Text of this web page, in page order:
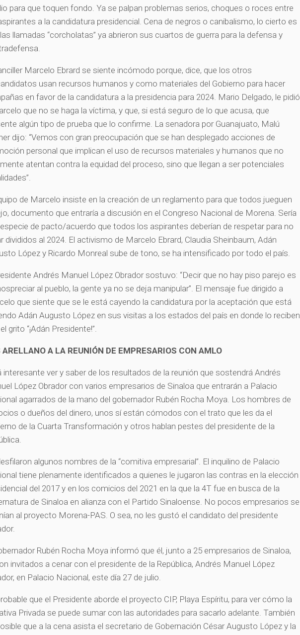
para que toquen fondo. Ya se palpan problemas serios, choques o roces entre
a la candidatura presidencial. Cena de negros o canibalismo, lo cierto es
llamadas “corcholatas” ya abrieron sus cuartos de guerra para la defensa y
Marcelo Ebrard se siente incómodo porque, dice, que los otros
usan recursos humanos y como materiales del Gobierno para hacer
en favor de la candidatura a la presidencia para 2024. Mario Delgado, le pidió
que no se haga la víctima, y que, si está seguro de lo que acusa, que
algún tipo de prueba que lo confirme. La senadora por Guanajuato, Malú
dijo: “Vemos con gran preocupación que se han desplegado acciones de
personal que implican el uso de recursos materiales y humanos que no
atentan contra la equidad del proceso, sino que llegan a ser potenciales
de Marcelo insiste en la creación de un reglamento para que todos jueguen
documento que entraría a discusión en el Congreso Nacional de Morena. Sería
de pacto/acuerdo que todos los aspirantes deberían de respetar para no
divididos al 2024. El activismo de Marcelo Ebrard, Claudia Sheinbaum, Adán
López y Ricardo Monreal sube de tono, se ha intensificado por todo el país.
Andrés Manuel López Obrador sostuvo: “Decir que no hay piso parejo es
al pueblo, la gente ya no se deja manipular”. El mensaje fue dirigido a
que siente que se le está cayendo la candidatura por la aceptación que está
Adán Augusto López en sus visitas a los estados del país en donde lo reciben
grito “¡Adán Presidente!”.
ARELLANO A LA REUNIÓN DE EMPRESARIOS CON AMLO
interesante ver y saber de los resultados de la reunión que sostendrá Andrés
López Obrador con varios empresarios de Sinaloa que entrarán a Palacio
agarrados de la mano del gobernador Rubén Rocha Moya. Los hombres de
o dueños del dinero, unos sí están cómodos con el trato que les da el
de la Cuarta Transformación y otros hablan pestes del presidente de la
algunos nombres de la “comitiva empresarial”. El inquilino de Palacio
tiene plenamente identificados a quienes le jugaron las contras en la elección
del 2017 y en los comicios del 2021 en la que la 4T fue en busca de la
de Sinaloa en alianza con el Partido Sinaloense. No pocos empresarios se
al proyecto Morena-PAS. O sea, no les gustó el candidato del presidente
Rubén Rocha Moya informó que él, junto a 25 empresarios de Sinaloa,
invitados a cenar con el presidente de la República, Andrés Manuel López
en Palacio Nacional, este día 27 de julio.
que el Presidente aborde el proyecto CIP, Playa Espíritu, para ver cómo la
Privada se puede sumar con las autoridades para sacarlo adelante. También
que a la cena asista el secretario de Gobernación César Augusto López y la